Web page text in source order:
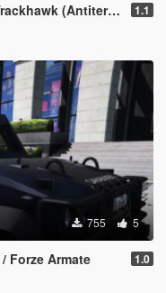
(Antiterrorismo) 1.1
755 5
Forze Armate 1.0